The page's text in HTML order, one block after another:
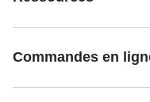
Commandes en